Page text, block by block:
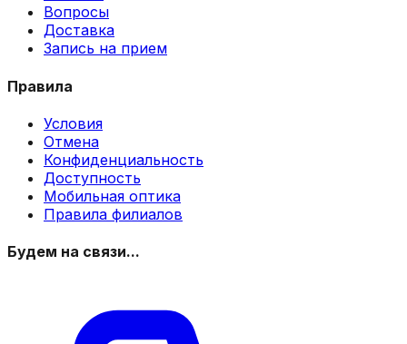
Вопросы
Доставка
Запись на прием
Правила
Условия
Отмена
Конфиденциальность
Доступность
Мобильная оптика
Правила филиалов
Будем на связи...